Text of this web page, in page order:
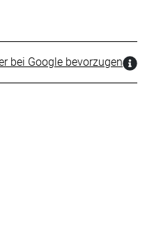
bei Google bevorzugen